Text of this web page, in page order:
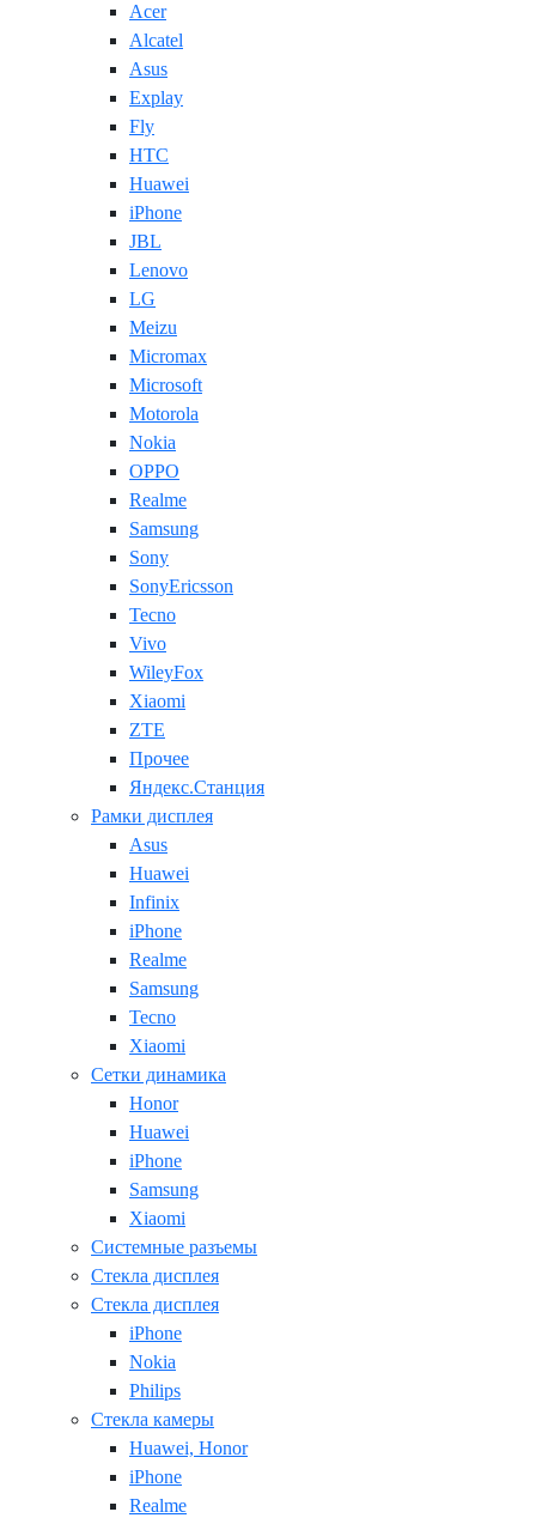
Acer
Alcatel
Asus
Explay
Fly
HTC
Huawei
iPhone
JBL
Lenovo
LG
Meizu
Micromax
Microsoft
Motorola
Nokia
OPPO
Realme
Samsung
Sony
SonyEricsson
Tecno
Vivo
WileyFox
Xiaomi
ZTE
Прочее
Яндекс.Станция
Рамки дисплея
Asus
Huawei
Infinix
iPhone
Realme
Samsung
Tecno
Xiaomi
Сетки динамика
Honor
Huawei
iPhone
Samsung
Xiaomi
Системные разъемы
Стекла дисплея
Стекла дисплея
iPhone
Nokia
Philips
Стекла камеры
Huawei, Honor
iPhone
Realme